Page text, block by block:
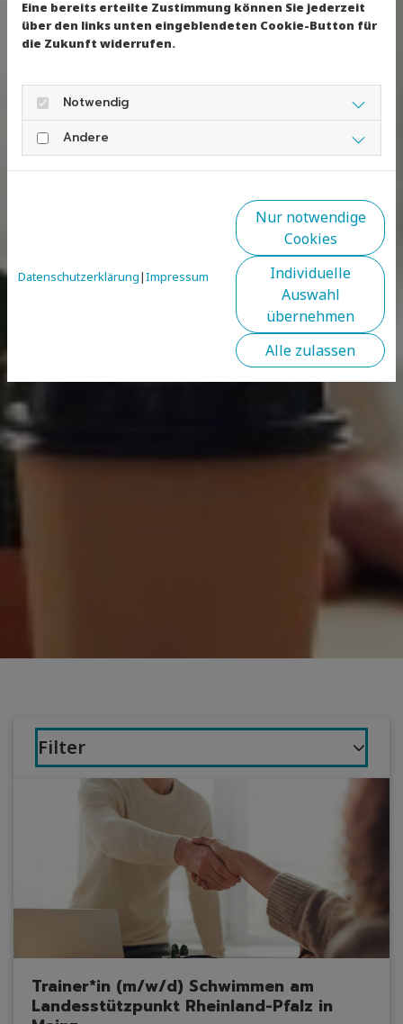
Filter
Trainer*in (m/w/d) Schwimmen am
Landesstützpunkt Rheinland-Pfalz in
Eine bereits erteilte Zustimmung können Sie jederzeit
über den links unten eingeblendeten Cookie-Button für
die Zukunft widerrufen.
Notwendig
Andere
Datenschutzerklärung|Impressum
Nur notwendige
Cookies
Individuelle
Auswahl
übernehmen
Alle zulassen